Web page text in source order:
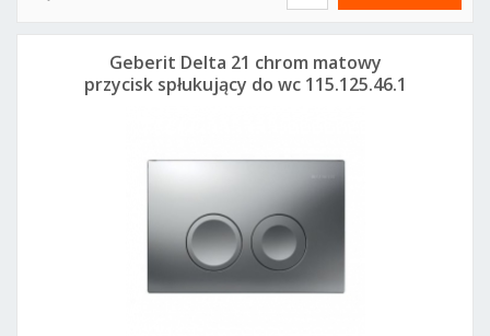
Geberit Delta 21 chrom matowy
przycisk spłukujący do wc 115.125.46.1